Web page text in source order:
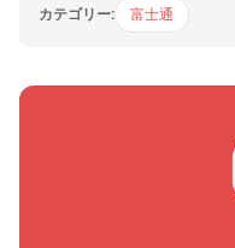
カテゴリー: 富士通